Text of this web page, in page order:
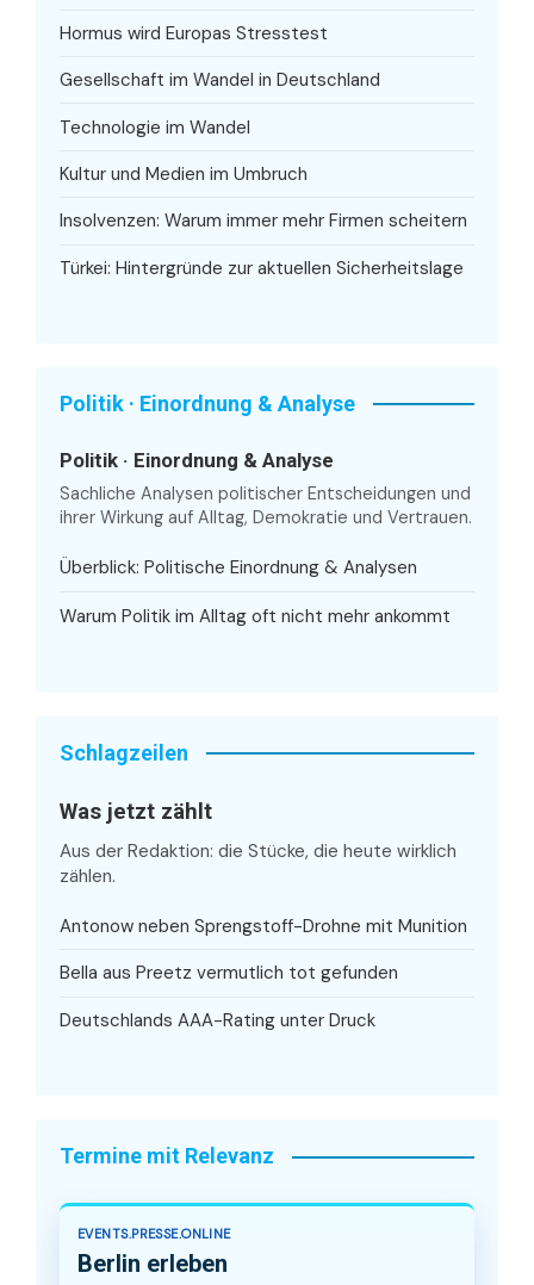
Hormus wird Europas Stresstest
Gesellschaft im Wandel in Deutschland
Technologie im Wandel
Kultur und Medien im Umbruch
Insolvenzen: Warum immer mehr Firmen scheitern
Türkei: Hintergründe zur aktuellen Sicherheitslage
Politik · Einordnung & Analyse
Politik · Einordnung & Analyse
Sachliche Analysen politischer Entscheidungen und
ihrer Wirkung auf Alltag, Demokratie und Vertrauen.
Überblick: Politische Einordnung & Analysen
Warum Politik im Alltag oft nicht mehr ankommt
Schlagzeilen
Was jetzt zählt
Aus der Redaktion: die Stücke, die heute wirklich
zählen.
Antonow neben Sprengstoff-Drohne mit Munition
Bella aus Preetz vermutlich tot gefunden
Deutschlands AAA-Rating unter Druck
Termine mit Relevanz
EVENTS.PRESSE.ONLINE
Berlin erleben